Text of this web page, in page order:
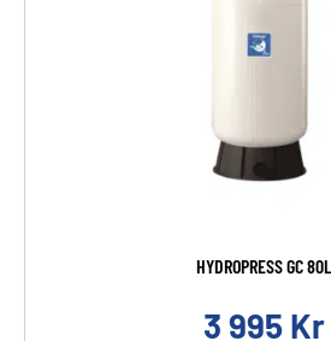
HYDROPRESS GC 80L
3 995 Kr